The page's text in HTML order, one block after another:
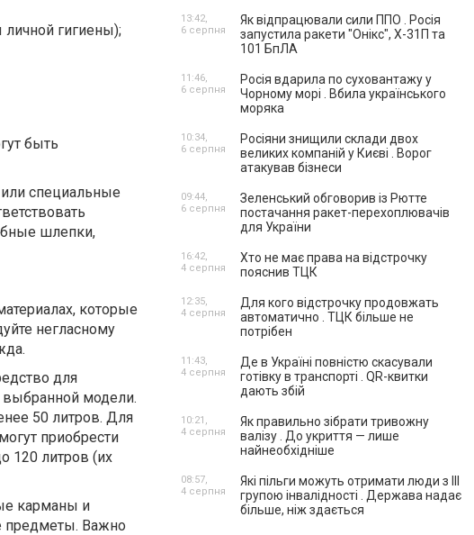
гигиены);
быть
специальные
шлепки,
которые
негласному
для
выбранной модели.
50 литров. Для
приобрести
120 литров (их
карманы и
предметы. Важно
Як відпрацювали сили ППО . Росія
запустила ракети "Онікс", Х-31П та
101 БпЛА
13:42,
6 серпня
Росія вдарила по суховантажу у
Чорному морі . Вбила українського
моряка
11:46,
6 серпня
Росіяни знищили склади двох
великих компаній у Києві . Ворог
атакував бізнеси
10:34,
6 серпня
Зеленський обговорив із Рютте
постачання ракет-перехоплювачів
для України
09:44,
6 серпня
Хто не має права на відстрочку
пояснив ТЦК
16:42,
4 серпня
Для кого відстрочку продовжать
автоматично . ТЦК більше не
потрібен
12:35,
4 серпня
Де в Україні повністю скасували
готівку в транспорті . QR-квитки
дають збій
11:43,
4 серпня
Як правильно зібрати тривожну
валізу . До укриття — лише
найнеобхідніше
10:21,
4 серпня
Які пільги можуть отримати люди з III
групою інвалідності . Держава надає
більше, ніж здається
08:57,
4 серпня